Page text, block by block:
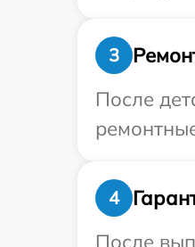
3
После
4
После